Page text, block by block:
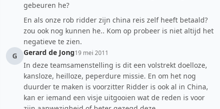
gebeuren he?
En als onze rob ridder zijn china reis zelf heeft betaald?
zou ook nog kunnen he.. Kom op probeer is niet altijd het
negatieve te zien.
G
Gerard de Jong19 mei 2011
In deze teamsamenstelling is dit een volstrekt doelloze,
kansloze, heilloze, peperdure missie. En om het nog
duurder te maken is voorzitter Ridder is ook al in China,
kan er iemand een visje uitgooien wat de reden is voor